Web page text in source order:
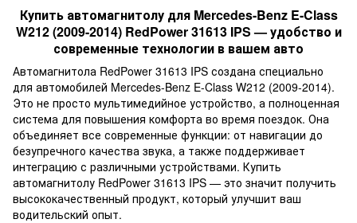
Купить автомагнитолу для Mercedes-Benz E-Class
W212 (2009-2014) RedPower 31613 IPS — удобство и
современные технологии в вашем авто
Автомагнитола RedPower 31613 IPS создана специально
для автомобилей Mercedes-Benz E-Class W212 (2009-2014).
Это не просто мультимедийное устройство, а полноценная
система для повышения комфорта во время поездок. Она
объединяет все современные функции: от навигации до
безупречного качества звука, а также поддерживает
интеграцию с различными устройствами. Купить
автомагнитолу RedPower 31613 IPS — это значит получить
высококачественный продукт, который улучшит ваш
водительский опыт.